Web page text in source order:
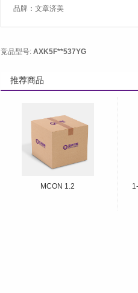
品牌：文章济美
竞品型号: AXK5F**537YG
推荐商品
MCON 1.2